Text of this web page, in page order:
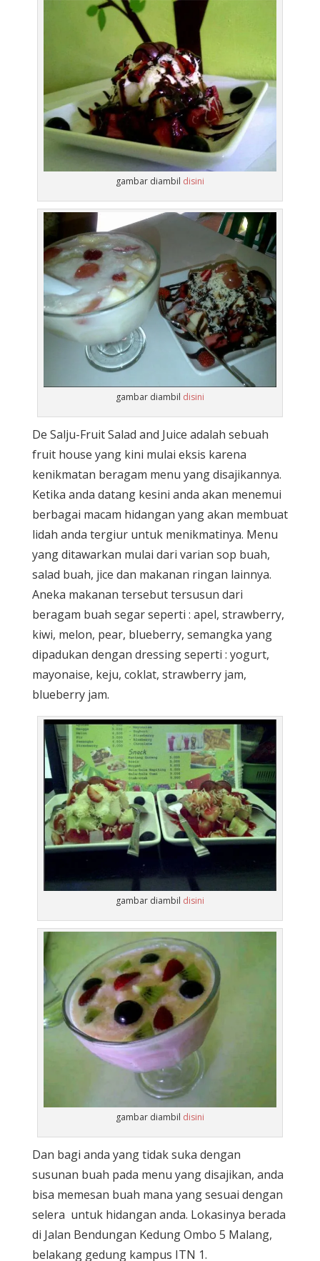
gambar diambil disini
gambar diambil disini
De Salju-Fruit Salad and Juice adalah sebuah
fruit house yang kini mulai eksis karena
kenikmatan beragam menu yang disajikannya.
Ketika anda datang kesini anda akan menemui
berbagai macam hidangan yang akan membuat
lidah anda tergiur untuk menikmatinya. Menu
yang ditawarkan mulai dari varian sop buah,
salad buah, jice dan makanan ringan lainnya.
Aneka makanan tersebut tersusun dari
beragam buah segar seperti : apel, strawberry,
kiwi, melon, pear, blueberry, semangka yang
dipadukan dengan dressing seperti : yogurt,
mayonaise, keju, coklat, strawberry jam,
blueberry jam.
gambar diambil disini
gambar diambil disini
Dan bagi anda yang tidak suka dengan
susunan buah pada menu yang disajikan, anda
bisa memesan buah mana yang sesuai dengan
selera untuk hidangan anda. Lokasinya berada
di Jalan Bendungan Kedung Ombo 5 Malang,
belakang gedung kampus ITN 1.